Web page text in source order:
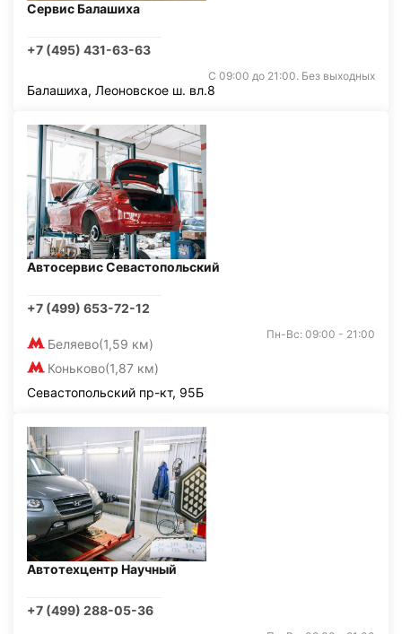
Сервис Балашиха
+7 (495) 431-63-63
С 09:00 до 21:00. Без выходных
Балашиха, Леоновское ш. вл.8
Автосервис Севастопольский
+7 (499) 653-72-12
Беляево(1,59 км)
Коньково(1,87 км)
Пн-Вс: 09:00 - 21:00
Севастопольский пр-кт, 95Б
Автотехцентр Научный
+7 (499) 288-05-36